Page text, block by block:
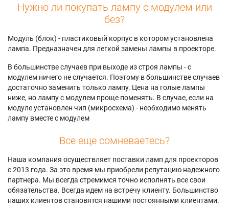
Нужно ли покупать лампу с модулем или
без?
Модуль (блок) - пластиковый корпус в котором установлена
лампа. Предназначен для легкой замены лампы в проекторе.
В большинстве случаев при выходе из строя лампы - с
модулем ничего не случается. Поэтому в большинстве случаев
достаточно заменить только лампу. Цена на голые лампы
ниже, но лампу с модулем проще поменять. В случае, если на
модуле установлен чип (микросхема) - необходимо менять
лампу вместе с модулем
Все еще сомневаетесь?
Наша компания осуществляет поставки ламп для проекторов
с 2013 года. За это время мы приобрели репутацию надежного
партнера. Мы всегда стремимся точно исполнять все свои
обязательства. Всегда идем на встречу клиенту. Большинство
наших клиентов становятся нашими постоянными клиентами.